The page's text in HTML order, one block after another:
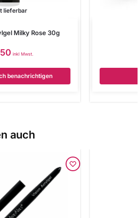
lieferbar
Milky Rose 30g
inkl Mwst.
benachrichtigen
auch